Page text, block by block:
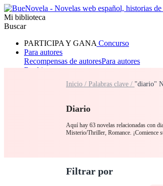
Mi biblioteca
Buscar
PARTICIPA Y GANA Concurso
Para autores
Recompensas de autoresPara autores
Ranking
RomanceHombre lobo
Inicio / Palabras clave / "diario"
Diario
Aquí hay 63 novelas relacionadas con
Misterio/Thriller, Romance.
Filtrar por